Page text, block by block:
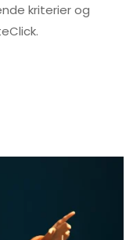
kriterier og